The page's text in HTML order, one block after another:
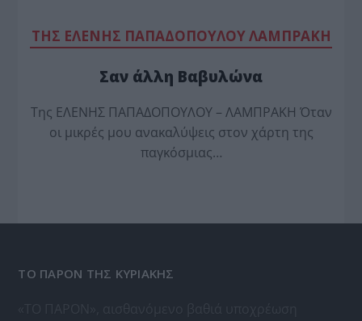
TΗΣ ΕΛΕΝΗΣ ΠΑΠΑΔΟΠΟΥΛΟΥ ΛΑΜΠΡΑΚΗ
Σαν άλλη Βαβυλώνα
Της ΕΛΕΝΗΣ ΠΑΠΑΔΟΠΟΥΛΟΥ – ΛΑΜΠΡΑΚΗ Όταν
οι μικρές μου ανακαλύψεις στον χάρτη της
παγκόσμιας…
ΤΟ ΠΑΡΟΝ ΤΗΣ ΚΥΡΙΑΚΗΣ